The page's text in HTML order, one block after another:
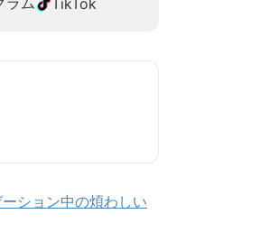
ション中の煩わしい